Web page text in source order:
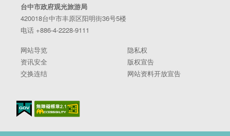
台中市政府观光旅游局
420018台中市丰原区阳明街36号5楼
电话 +886-4-2228-9111
网站导览
隐私权
资讯安全
版权宣告
交换连结
网站资料开放宣告